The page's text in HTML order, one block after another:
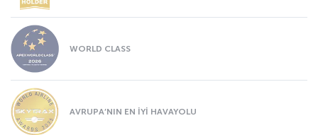
WORLD CLASS
AVRUPA’NIN EN İYİ HAVAYOLU